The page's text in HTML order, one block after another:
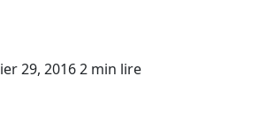
29, 20162 min lire